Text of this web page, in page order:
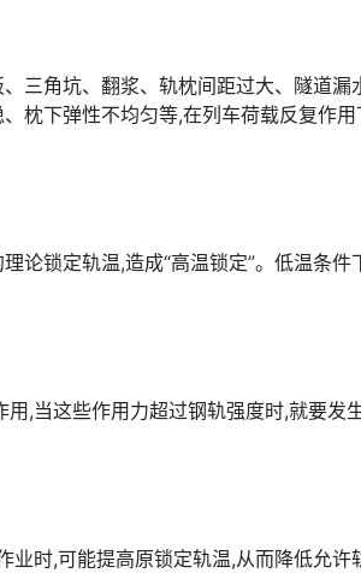
三角坑、翻浆、轨枕间距过大、隧道漏
枕下弹性不均匀等,在列车荷载反复作用
论锁定轨温,造成“高温锁定”。低温条件
,当这些作用力超过钢轨强度时,就要发
业时,可能提高原锁定轨温,从而降低允许